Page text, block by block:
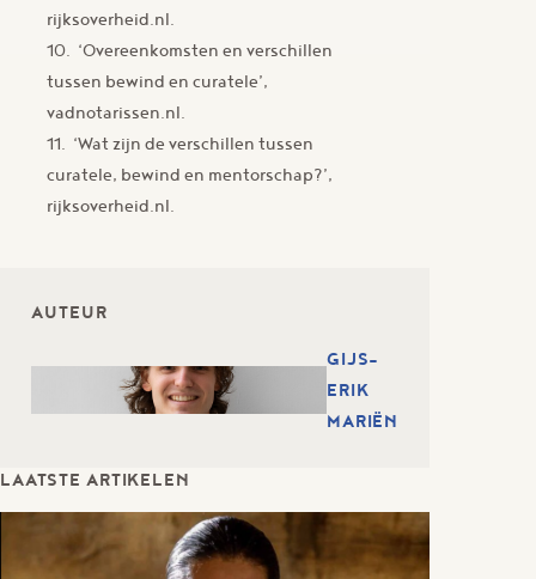
rijksoverheid.nl.
10. ‘Overeenkomsten en verschillen
tussen bewind en curatele’,
vadnotarissen.nl.
11. ‘Wat zijn de verschillen tussen
curatele, bewind en mentorschap?’,
rijksoverheid.nl.
AUTEUR
GIJS-
ERIK
MARIËN
LAATSTE ARTIKELEN